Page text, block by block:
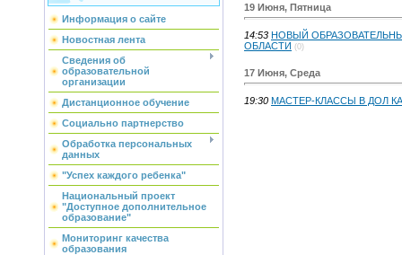
Информация о сайте
Новостная лента
Сведения об
образовательной
организации
Дистанционное обучение
Социально партнерство
Обработка персональных
данных
"Успех каждого ребенка"
Национальный проект
"Доступное дополнительное
образование"
Мониторинг качества
образования
19 Июня, Пятница
14:53 НОВЫЙ
ОБЛАСТИ (0)
17 Июня, Среда
19:30 МАСТЕР-КЛАССЫ В ДОЛ